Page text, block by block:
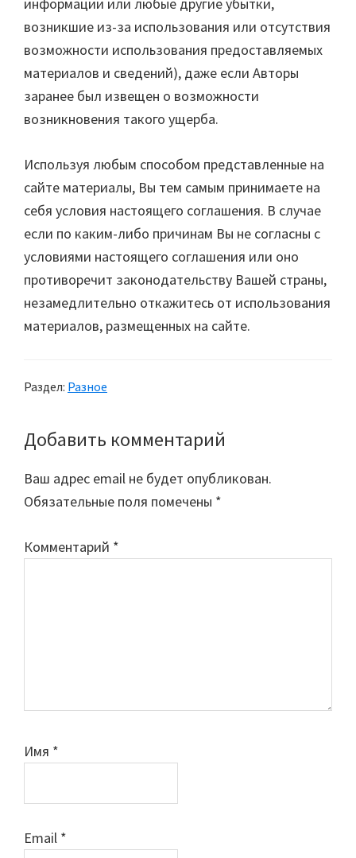
возникшие из-за использования или отсутствия
возможности использования предоставляемых
материалов и сведений), даже если Авторы
заранее был извещен о возможности
возникновения такого ущерба.
Используя любым способом представленные на
сайте материалы, Вы тем самым принимаете на
себя условия настоящего соглашения. В случае
если по каким-либо причинам Вы не согласны с
условиями настоящего соглашения или оно
противоречит законодательству Вашей страны,
незамедлительно откажитесь от использования
материалов, размещенных на сайте.
Раздел: Разное
Reader
Interactions
Добавить комментарий
Ваш адрес email не будет опубликован.
Обязательные поля помечены *
Комментарий *
Имя *
Email *